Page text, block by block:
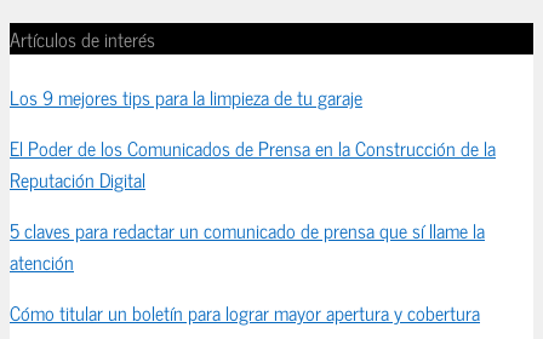
Artículos de interés
Los 9 mejores tips para la limpieza de tu garaje
El Poder de los Comunicados de Prensa en la Construcción de la
Reputación Digital
5 claves para redactar un comunicado de prensa que sí llame la
atención
Cómo titular un boletín para lograr mayor apertura y cobertura